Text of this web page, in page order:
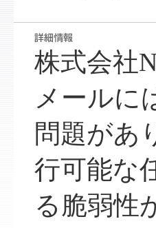
株式会社
メールに
問題があ
行可能な
る脆弱性